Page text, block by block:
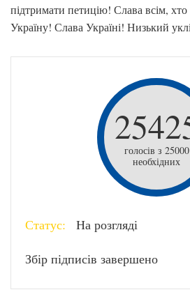
підтримати петицію! Слава всім,
Україну! Слава Україні! Низький
голосів з 25000
необхідних
Статус: На розгляді
Збір підписів завершено